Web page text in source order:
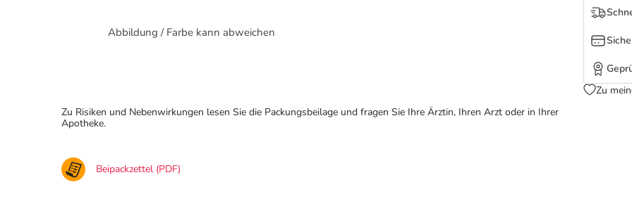
Abbildung / Farbe kann abweichen
Zu
Zu Risiken und Nebenwirkungen lesen Sie die Packungsbeilage und fragen Sie Ihre Ärztin, Ihren Arzt oder in Ihrer
Apotheke.
Beipackzettel (PDF)